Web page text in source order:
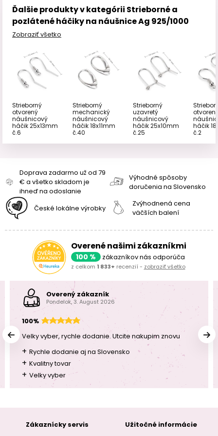
Ďalšie produkty v kategórii Strieborné a
pozlátené háčiky na náušnice Ag 925/1000
Zobraziť všetko
Strieborný
otvorený
náušnicový
háčik 25x13mm
č.6
Strieborný
mechanický
náušnicový
háčik 18x11mm
č.40
Strieborný
uzavretý
náušnicový
háčik 25x10mm
č.25
háčik
č.2
Doprava zadarmo už od 79
€ a všetko skladom je
ihneď na odoslanie
Výhodné spôsoby
doručenia na Slovensko
České lokálne výrobky
Zvýhodnená cena
väčších balení
Overené našimi zákazníkmi
100 % zákazníkov nás odporúča
z celkom 1 833+ recenzií - zobraziť všetko
Overený zákazník
Pondelok, 3. August 2026
100%
Velky vyber, rychle dodanie. Utcite nakupim znovu
+ Rychle dodanie aj na Slovensko
+ Kvalitny tovar
+ Velky vyber
Zákaznícky servis
Užitočné informácie